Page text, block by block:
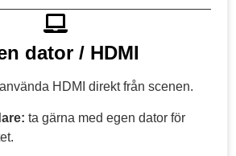
dator / HDMI
HDMI direkt från scenen.
ta gärna med egen dator för